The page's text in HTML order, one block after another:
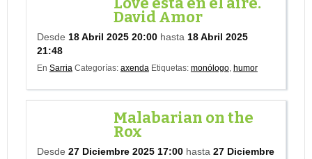
David Amor
Desde 18 Abril 2025 20:00 hasta 18 Abril 2025
21:48
En Sarria Categorías: axenda Etiquetas: monólogo, humor
Malabarian on the
Rox
Desde 27 Diciembre 2025 17:00 hasta 27 Diciembre